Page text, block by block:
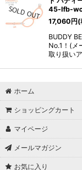
45-lfb-
17,060円(
BUDDY
No.1！(メ
取り扱い
ホーム
ショッピングカート
マイページ
メールマガジン
お気に入り